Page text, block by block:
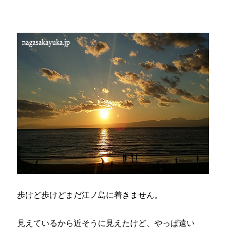
歩けど歩けどまだ江ノ島に着きません。
見えているから近そうに見えたけど、やっぱ遠い